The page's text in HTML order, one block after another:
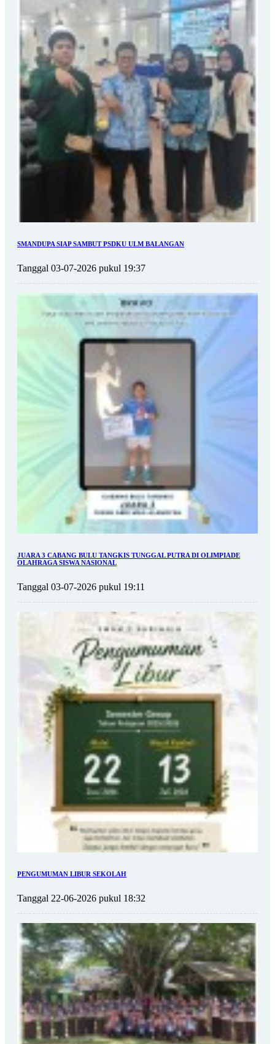
SMANDUPA SIAP SAMBUT PSDKU ULM BALANGAN
Tanggal 03-07-2026 pukul 19:37
JUARA 3 CABANG BULU TANGKIS TUNGGAL PUTRA DI OLIMPIADE
OLAHRAGA SISWA NASIONAL
Tanggal 03-07-2026 pukul 19:11
PENGUMUMAN LIBUR SEKOLAH
Tanggal 22-06-2026 pukul 18:32